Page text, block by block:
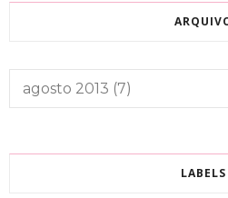
LABELS